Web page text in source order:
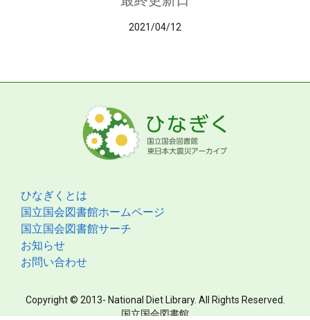
2021/04/12
ひなぎくとは
国立国会図書館ホームページ
国立国会図書館サーチ
お知らせ
お問い合わせ
Copyright © 2013- National Diet Library. All Rights Reserved.